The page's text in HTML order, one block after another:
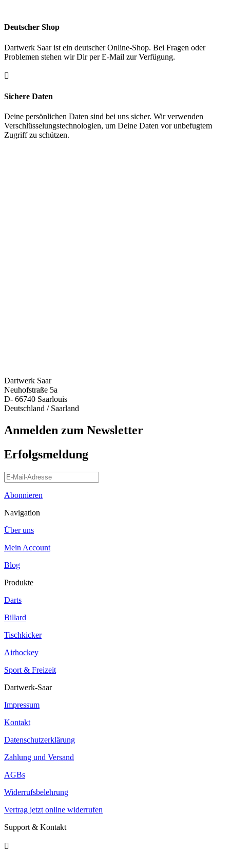
Deutscher Shop
Dartwerk Saar ist ein deutscher Online-Shop. Bei Fragen oder
Problemen stehen wir Dir per E-Mail zur Verfügung.

Sichere Daten
Deine persönlichen Daten sind bei uns sicher. Wir verwenden
Verschlüsselungstechnologien, um Deine Daten vor unbefugtem
Zugriff zu schützen.
Dartwerk Saar
Neuhofstraße 5a
D- 66740 Saarlouis
Deutschland / Saarland
Anmelden zum Newsletter
Erfolgsmeldung
Abonnieren
Navigation
Über uns
Mein Account
Blog
Produkte
Darts
Billard
Tischkicker
Airhockey
Sport & Freizeit
Dartwerk-Saar
Impressum
Kontakt
Datenschutzerklärung
Zahlung und Versand
AGBs
Widerrufsbelehrung
Vertrag jetzt online widerrufen
Support & Kontakt
